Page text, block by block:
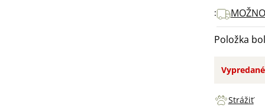
Vypredané
Položka
Strážiť